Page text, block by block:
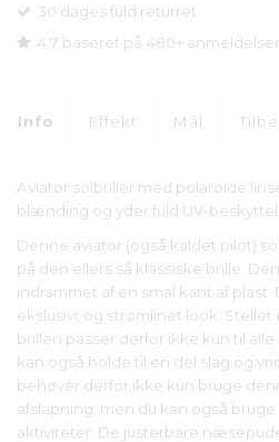
30 dages fuld returret
4,7 baseret på 480+ anmeldelser
Info Effekt Mål
Aviator solbriller med polaroide
blænding og yder fuld UV-
Denne aviator (også kaldet pilot)
på den ellers så klassiske brille.
indrammet af en smal kant af
ekslusivt og strømlinet look.
brillen passer derfor ikke kun til
kan også holde til en del slag og
behøver derfor ikke kun bruge
afslapning, men du kan også
aktiviteter. De justerbare